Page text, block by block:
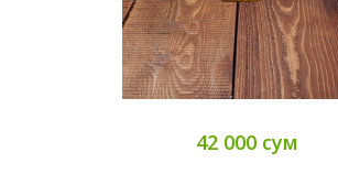
42 000 сум